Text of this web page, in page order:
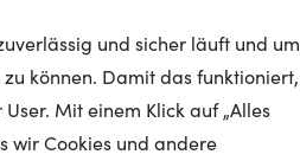
und sicher läuft und um
können. Damit das funktioniert,
Mit einem Klick auf „Alles
wir Cookies und andere